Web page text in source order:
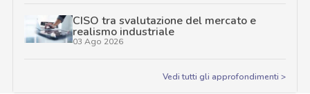
CISO tra svalutazione del mercato e
realismo industriale
03 Ago 2026
Vedi tutti gli approfondimenti >